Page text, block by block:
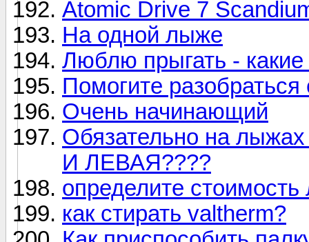
Atomic Drive 7
На одной лыже
Люблю прыгать -
Помогите разобраться
Очень начинающий
Обязательно на
И ЛЕВАЯ????
определите
как стирать valtherm?